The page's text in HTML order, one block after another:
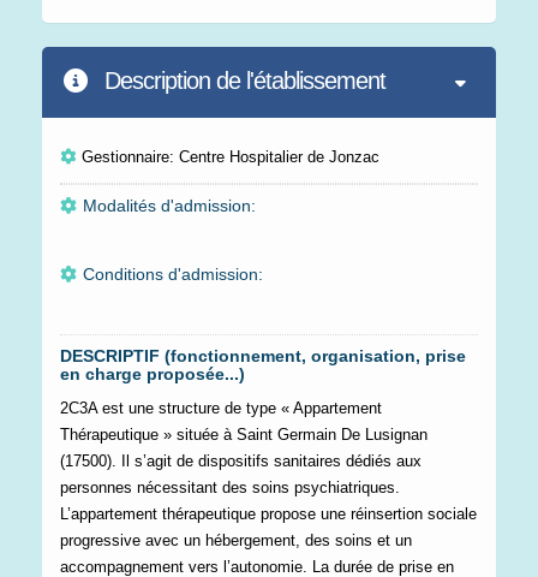
Description de l'établissement
Gestionnaire: Centre Hospitalier de Jonzac
Modalités d'admission:
Conditions d'admission:
DESCRIPTIF (fonctionnement, organisation, prise
en charge proposée...)
2C3A est une structure de type « Appartement
Thérapeutique » située à Saint Germain De Lusignan
(17500). Il s’agit de dispositifs sanitaires dédiés aux
personnes nécessitant des soins psychiatriques.
L’appartement thérapeutique propose une réinsertion sociale
progressive avec un hébergement, des soins et un
accompagnement vers l’autonomie. La durée de prise en